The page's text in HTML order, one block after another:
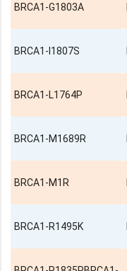
BRCA1-G1803A
BRCA1-I1807S
BRCA1-L1764P
BRCA1-M1689R
BRCA1-M1R
BRCA1-R1495K